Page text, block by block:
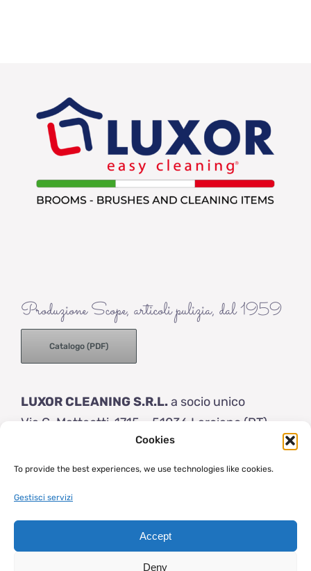
Cookies
To provide the best experiences, we use technologies like cookies.
Gestisci servizi
Accept
Deny
Produzione Scope, articoli pulizia, dal 1959
Catalogo (PDF)
LUXOR CLEANING S.R.L.a socio unico
Via G. Matteotti, 1715 – 51036 Larciano (PT)
Tel: (+39) 0573 83154
© 2023 | Luxor Brushes | Capitale sociale € 50.000 i.v. | VAT P.IVA